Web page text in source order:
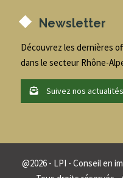
Newsletter
Découvrez les dernières
dans le secteur Rhône-
Suivez nos actualités
@2026 - LPI - Conseil en